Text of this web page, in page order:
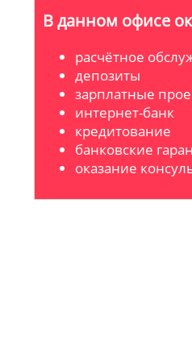
В данном офисе
расчётное
депозиты
зарплатные
интернет-банк
кредитование
банковские
оказание